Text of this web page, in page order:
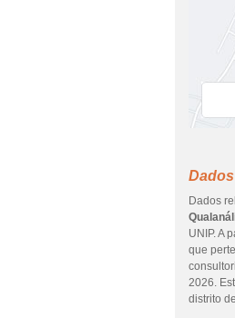
Dados
UNIP. A
que
2026.
distrito